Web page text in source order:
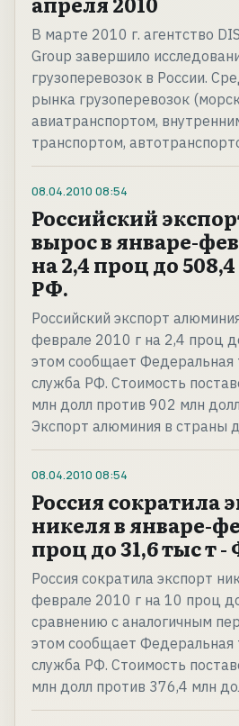
В марте 2010 г. агентство
Group завершило
грузоперевозок в России.
рынка грузоперевозок
авиатранспортом,
транспортом,
08.04.2010 08:54
Российский
вырос в январе-
на 2,4 проц до
РФ.
Российский экспорт
феврале 2010 г на 2,4 проц
этом сообщает Федеральная
служба РФ. Стоимость
млн долл против 902 млн
Экспорт алюминия в страны
08.04.2010 08:54
Россия сократила
никеля в январе-
проц до 31,6 тыс т
Россия сократила экспорт
феврале 2010 г на 10 проц
сравнению с аналогичным
этом сообщает Федеральная
служба РФ. Стоимость
млн долл против 376,4 млн